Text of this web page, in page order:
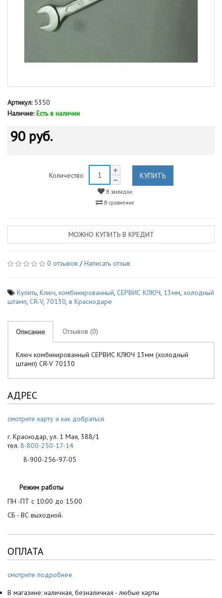
Артикул:5350
Наличие: Есть в наличии
90 руб.
Количество КУПИТЬ
В закладки
В сравнение
МОЖНО КУПИТЬ В КРЕДИТ
0 отзывов /Написать отзыв
Купить, Ключ, комбинированный, СЕРВИС КЛЮЧ, 13мм, холодный
штамп, CR-V, 70130, в Краснодаре
Описание Отзывов (0)
Ключ комбинированный СЕРВИС КЛЮЧ 13мм (холодный
штамп) CR-V 70130
АДРЕС
смотрите карту и как добраться
г. Краснодар, ул. 1 Мая, 388/1
тел. 8-800-250-17-14
8-900-256-97-05
Режим работы
ПН -ПТ с 10:00 до 15:00
СБ - ВС выходной.
ОПЛАТА
смотрите подробнее
В магазине: наличная, безналичная - любые карты